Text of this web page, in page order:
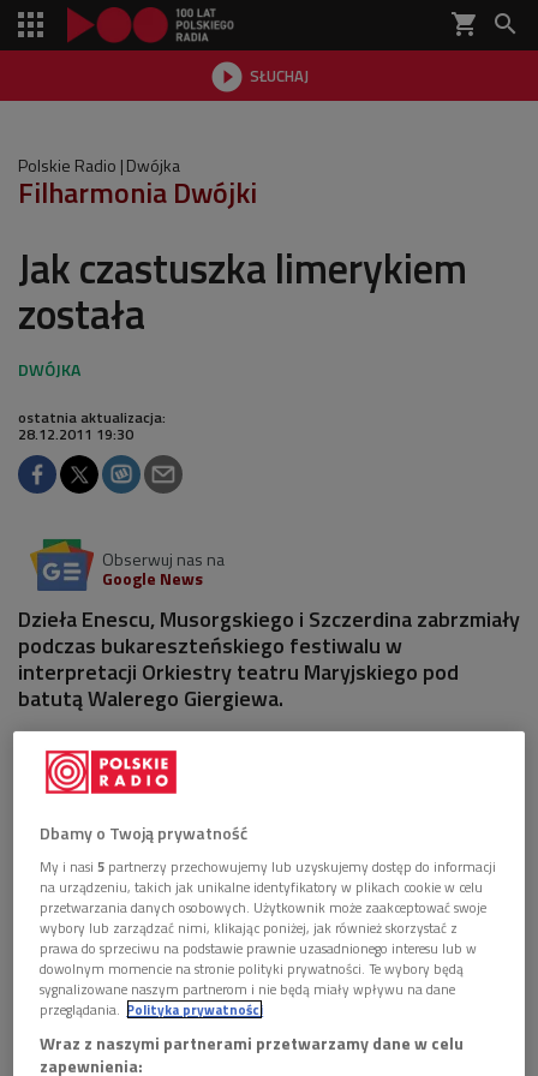
shopping_cart 
 SŁUCHAJ

Polskie Radio Dwójka
Filharmonia Dwójki
Jak czastuszka limerykiem
została
ostatnia aktualizacja:
28.12.2011 19:30
Obserwuj nas na
Google News
Dzieła Enescu, Musorgskiego i Szczerdina zabrzmiały
podczas bukareszteńskiego festiwalu w
interpretacji Orkiestry teatru Maryjskiego pod
batutą Walerego Giergiewa.
Naughty Limericks
Rodiona Szczedrina. Utwór powstał w 1963 roku i
przeznaczony jest na orkiestrę z rozbudowaną partią perkusji.
Instrumenty uderzane są zresztą szczególnie bliskie
kompozytorowi – odgrywają ważną rolę w napisanej dla żony,
Mai Plisieckiej, baletowej wersji "Carmen" (skomponowanej na
smyczki i perkusję na tematy Bizeta).
Limeryki po rosyjsku? Nie. Oczywiście żadnych limeryków nie
ma, lecz pod takim tytułem właśnie Szczedrinowskie
czastuszki zrobiły karierę w swiatowych salach
Dbamy o Twoją prywatność
My i nasi5 partnerzy przechowujemy lub uzyskujemy dostęp do informacji
na urządzeniu, takich jak unikalne identyfikatory w plikach cookie w celu
przetwarzania danych osobowych. Użytkownik może zaakceptować swoje
wybory lub zarządzać nimi, klikając poniżej, jak również skorzystać z
prawa do sprzeciwu na podstawie prawnie uzasadnionego interesu lub w
dowolnym momencie na stronie polityki prywatności. Te wybory będą
sygnalizowane naszym partnerom i nie będą miały wpływu na dane
przeglądania. Polityka prywatności
Wraz z naszymi partnerami przetwarzamy dane w celu
zapewnienia: